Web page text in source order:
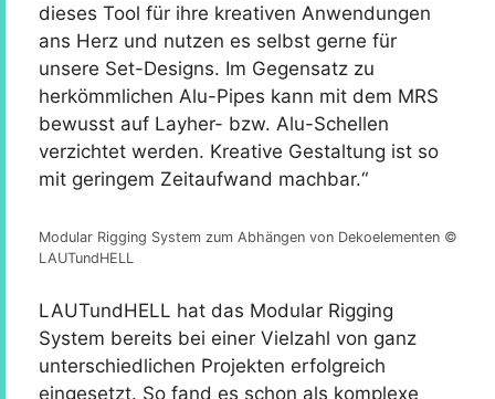
dieses Tool für ihre kreativen Anwendungen
ans Herz und nutzen es selbst gerne für
unsere Set-Designs. Im Gegensatz zu
herkömmlichen Alu-Pipes kann mit dem MRS
bewusst auf Layher- bzw. Alu-Schellen
verzichtet werden. Kreative Gestaltung ist so
mit geringem Zeitaufwand machbar.“
Modular Rigging System zum Abhängen von Dekoelementen ©
LAUTundHELL
LAUTundHELL hat das Modular Rigging
System bereits bei einer Vielzahl von ganz
unterschiedlichen Projekten erfolgreich
eingesetzt. So fand es schon als komplexe